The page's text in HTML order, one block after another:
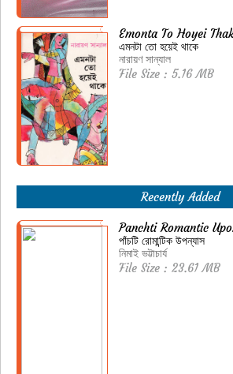
Emonta To Hoyei
এমনটা তো হয়েই থাকে
নারায়ণ সান্যাল
File Size : 5.16 MB
Recently Added
Panchti Romantic
পাঁচটি রোমান্টিক উপন্যাস
নিমাই ভট্টাচার্য
File Size : 23.61 MB